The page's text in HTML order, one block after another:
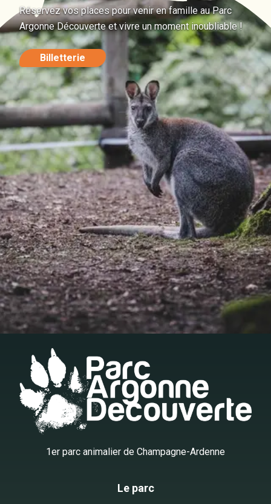
Réservez vos places pour venir en famille au Parc
Argonne Découverte et vivre un moment inoubliable !
Billetterie
1er parc animalier de Champagne-Ardenne
Le parc